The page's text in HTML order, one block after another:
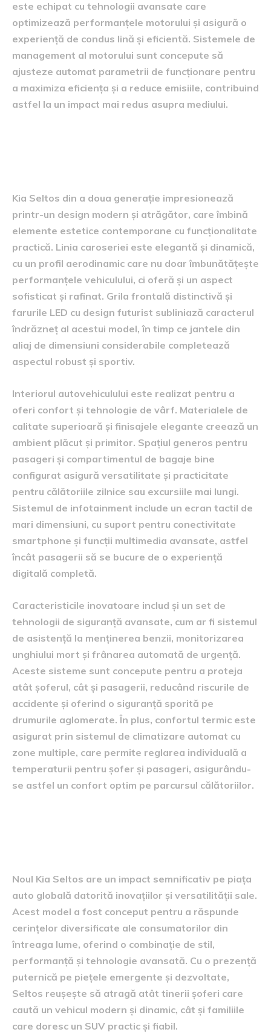
este echipat cu tehnologii avansate care
optimizează performanțele motorului și asigură o
experiență de condus lină și eficientă. Sistemele de
management al motorului sunt concepute să
ajusteze automat parametrii de funcționare pentru
a maximiza eficiența și a reduce emisiile, contribuind
astfel la un impact mai redus asupra mediului.
Kia Seltos din a doua generație impresionează
printr-un design modern și atrăgător, care îmbină
elemente estetice contemporane cu funcționalitate
practică. Linia caroseriei este elegantă și dinamică,
cu un profil aerodinamic care nu doar îmbunătățește
performanțele vehiculului, ci oferă și un aspect
sofisticat și rafinat. Grila frontală distinctivă și
farurile LED cu design futurist subliniază caracterul
îndrăzneț al acestui model, în timp ce jantele din
aliaj de dimensiuni considerabile completează
aspectul robust și sportiv.
Interiorul autovehiculului este realizat pentru a
oferi confort și tehnologie de vârf. Materialele de
calitate superioară și finisajele elegante creează un
ambient plăcut și primitor. Spațiul generos pentru
pasageri și compartimentul de bagaje bine
configurat asigură versatilitate și practicitate
pentru călătoriile zilnice sau excursiile mai lungi.
Sistemul de infotainment include un ecran tactil de
mari dimensiuni, cu suport pentru conectivitate
smartphone și funcții multimedia avansate, astfel
încât pasagerii să se bucure de o experiență
digitală completă.
Caracteristicile inovatoare includ și un set de
tehnologii de siguranță avansate, cum ar fi sistemul
de asistență la menținerea benzii, monitorizarea
unghiului mort și frânarea automată de urgență.
Aceste sisteme sunt concepute pentru a proteja
atât șoferul, cât și pasagerii, reducând riscurile de
accidente și oferind o siguranță sporită pe
drumurile aglomerate. În plus, confortul termic este
asigurat prin sistemul de climatizare automat cu
zone multiple, care permite reglarea individuală a
temperaturii pentru șofer și pasageri, asigurându-
se astfel un confort optim pe parcursul călătoriilor.
Noul Kia Seltos are un impact semnificativ pe piața
auto globală datorită inovațiilor și versatilității sale.
Acest model a fost conceput pentru a răspunde
cerințelor diversificate ale consumatorilor din
întreaga lume, oferind o combinație de stil,
performanță și tehnologie avansată. Cu o prezență
puternică pe piețele emergente și dezvoltate,
Seltos reușește să atragă atât tinerii șoferi care
caută un vehicul modern și dinamic, cât și familiile
care doresc un SUV practic și fiabil.